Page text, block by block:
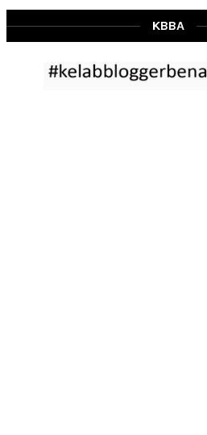
RESIPI BAMIA KAMBING
Assalammualaikum, salam Ahad
asyik hujan saja di... read more
KBBA